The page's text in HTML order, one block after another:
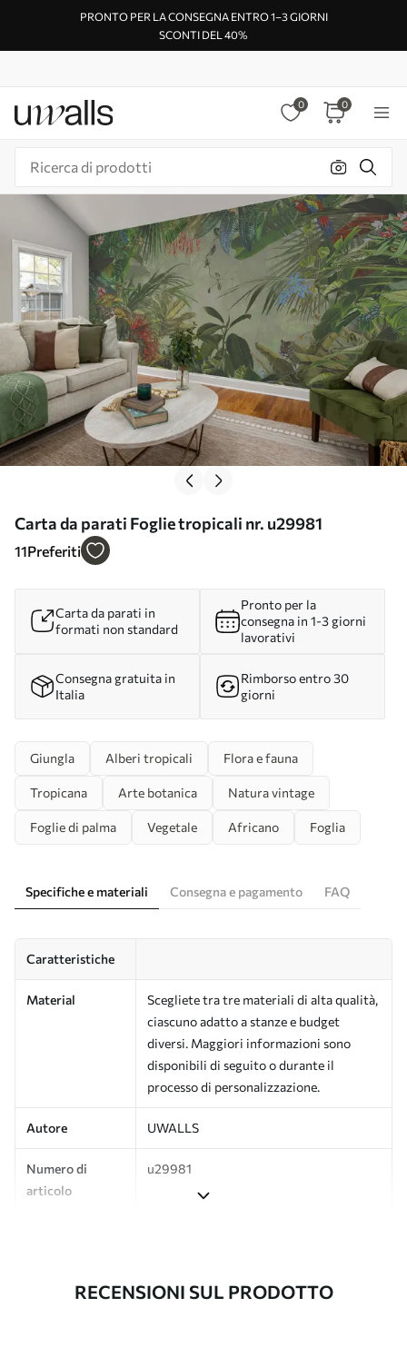
PRONTO PER LA CONSEGNA ENTRO 1–3 GIORNI
SCONTI DEL 40%
0 0
Carta da parati Foglie tropicali nr. u29981
11Preferiti
Carta da parati in
formati non standard
Pronto per la
consegna in 1-3 giorni
lavorativi
Consegna gratuita in
Italia
Rimborso entro 30
giorni
Giungla Alberi tropicali Flora e fauna
Tropicana Arte botanica Natura vintage
Foglie di palma Vegetale Africano Foglia
Specifiche e materiali Consegna e pagamento FAQ
Caratteristiche
Material
Scegliete tra tre materiali di alta qualità,
ciascuno adatto a stanze e budget
diversi. Maggiori informazioni sono
disponibili di seguito o durante il
processo di personalizzazione.
Autore UWALLS
Numero di
articolo
u29981
RECENSIONI SUL PRODOTTO